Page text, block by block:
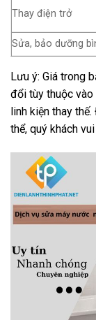
Thay điện trở
Sửa, bảo dưỡng
Lưu ý: Giá trong
đổi tùy thuộc
linh kiện thay
thể, quý khách